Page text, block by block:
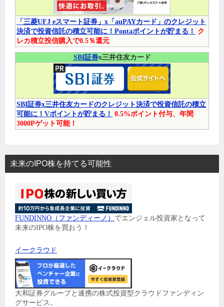
「三菱UFJ eスマート証券」x「auPAYカード」のクレジット
決済で投資信託の積立可能に！Pontaポイントが貯まる！
ク
レカ積立投信購入で0.5％還元
SBI証券x三井住友カード
SBI証券x三井住友カードのクレジット決済で投資信託の積立
可能に！Vポイントが貯まる！ 0.5%ポイント付与、年間
3000Pゲット可能！
未来のIPO株を持てる可能性
FUNDINNO（ファンディーノ） でエンジェル投資家となって
未来のIPO株を買おう！
イークラウド
大和証券グループと連携の株式投資型クラウドファンディン
グサービス。